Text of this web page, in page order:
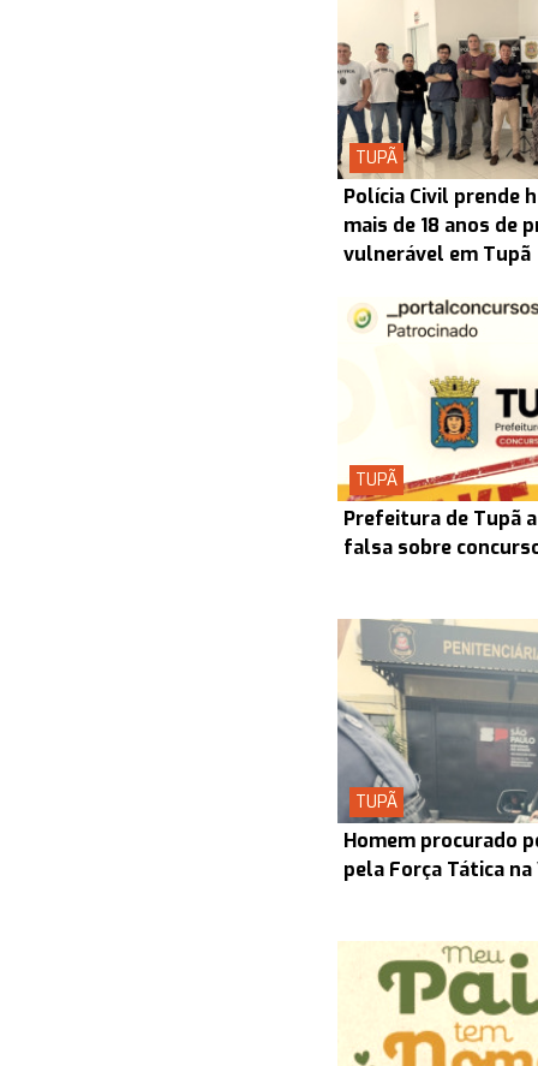
TUPÃ
Polícia Civil prende
mais de 18 anos de
vulnerável em Tupã
TUPÃ
Prefeitura de Tupã
falsa sobre
TUPÃ
Homem procurado
pela Força Tática